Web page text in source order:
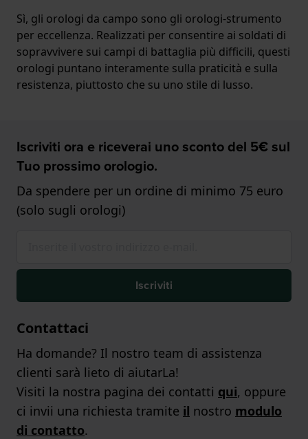
Sì, gli orologi da campo sono gli orologi-strumento
per eccellenza. Realizzati per consentire ai soldati di
sopravvivere sui campi di battaglia più difficili, questi
orologi puntano interamente sulla praticità e sulla
resistenza, piuttosto che su uno stile di lusso.
Iscriviti ora e riceverai uno sconto del 5€ sul
Tuo prossimo orologio.
Da spendere per un ordine di minimo 75 euro
(solo sugli orologi)
Iscriviti
Contattaci
Ha domande? Il nostro team di assistenza
clienti sarà lieto di aiutarLa!
Visiti la nostra pagina dei contatti qui, oppure
ci invii una richiesta tramite il nostro modulo
di contatto.